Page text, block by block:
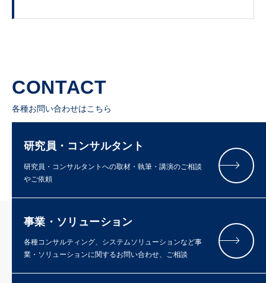
CONTACT
各種お問い合わせはこちら
研究員・コンサルタント
研究員・コンサルタントへの取材・執筆・講演のご相談
やご依頼
事業・ソリューション
各種コンサルティング、システムソリューションなど事
業・ソリューションに関するお問い合わせ、ご相談